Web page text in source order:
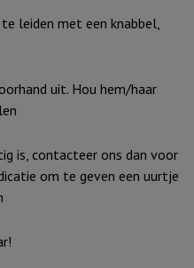
leiden met een knabbel,
uit. Hou hem/haar
is, contacteer ons dan voor
om te geven een uurtje